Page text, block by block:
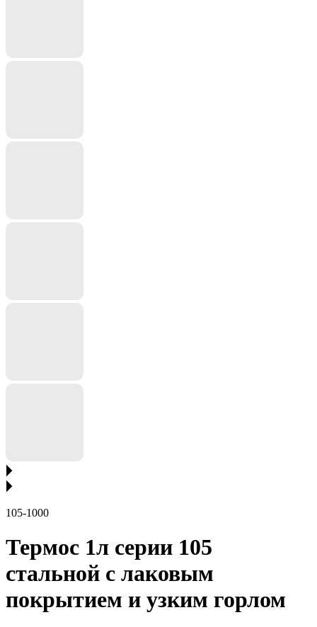
105-1000
Термос 1л серии 105
стальной с лаковым
покрытием и узким горлом